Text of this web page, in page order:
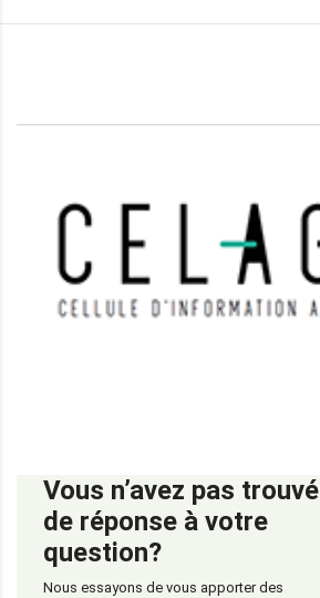
Vous n’avez pas trouvé
de réponse à votre
question?
Nous essayons de vous apporter des